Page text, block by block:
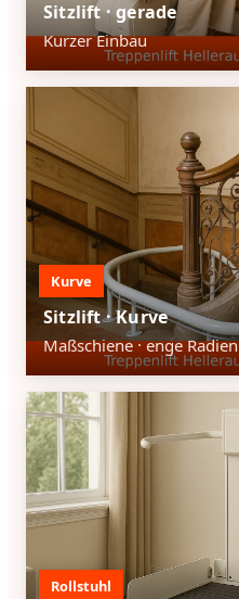
Sitzlift · gerade
Kurzer Einbau
Kurve
Sitzlift · Kurve
Maßschiene · enge Radien
Rollstuhl